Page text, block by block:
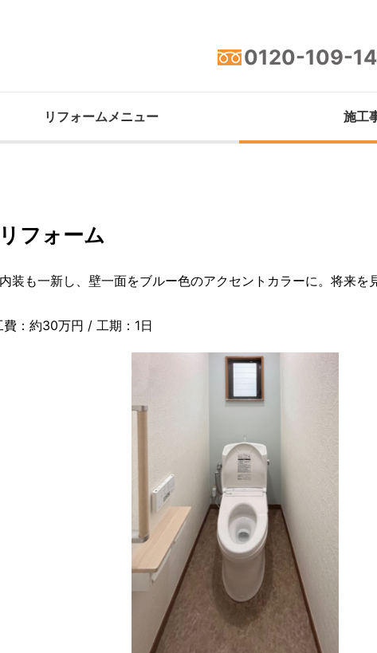
0120-109-
リフォームメニュー 施工
フォーム
装も一新し、壁一面をブルー色のアクセントカラーに。将来
：約30万円 / 工期：1日